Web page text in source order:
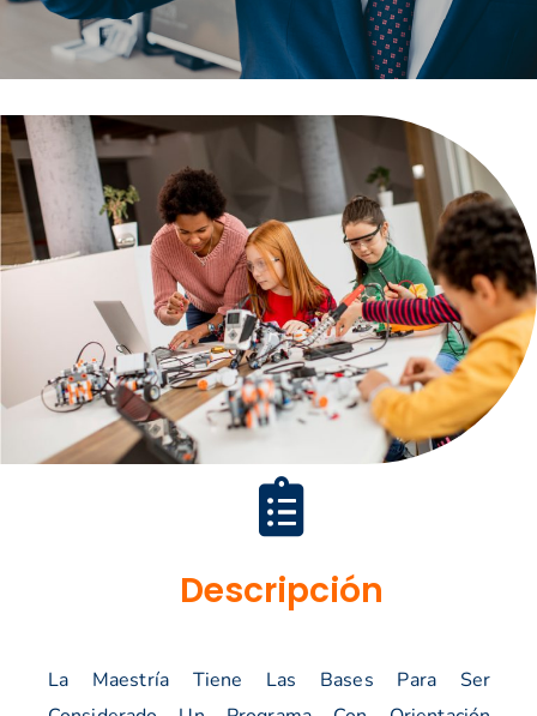
Maestría En Innovación
Educativa
Modalidad Online
Descripción
La Maestría Tiene Las Bases Para Ser